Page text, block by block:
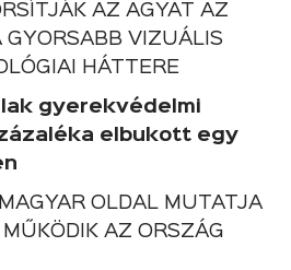
AZ AGYAT AZ
GYORSABB VIZUÁLIS
HÁTTERE
gyerekvédelmi
elbukott egy
OLDAL MUTATJA
AZ ORSZÁG